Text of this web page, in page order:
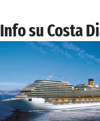
Info su Costa